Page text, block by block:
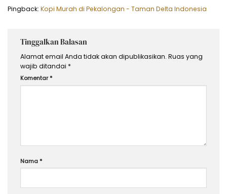
Pingback: Kopi Murah di Pekalongan - Taman Delta Indonesia
Tinggalkan Balasan
Alamat email Anda tidak akan dipublikasikan. Ruas yang
wajib ditandai *
Komentar*
Nama*